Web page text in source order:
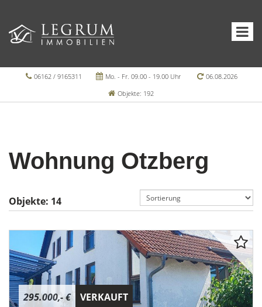
06162 / 9165311 Mo. - Fr. 09.00 - 19.00 Uhr
06.08.2026
Objekte: 192
Wohnung Otzberg
Objekte: 14
295.000,- € VERKAUFT